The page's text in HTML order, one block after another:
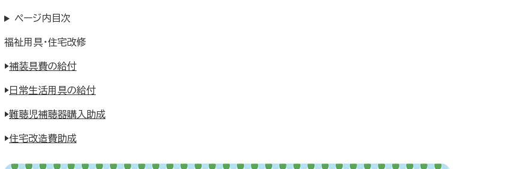
ページ内目次
福祉用具・住宅改修
▶補装具費の給付
▶日常生活用具の給付
▶難聴児補聴器購入助成
▶住宅改造費助成